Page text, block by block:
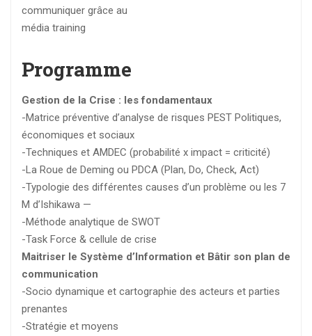
communiquer grâce au
média training
Programme
Gestion de la Crise : les fondamentaux
-Matrice préventive d’analyse de risques PEST Politiques,
économiques et sociaux
-Techniques et AMDEC (probabilité x impact = criticité)
-La Roue de Deming ou PDCA (Plan, Do, Check, Act)
-Typologie des différentes causes d’un problème ou les 7
M d’Ishikawa —
-Méthode analytique de SWOT
-Task Force & cellule de crise
Maitriser le Système d’Information et Bâtir son plan de
communication
-Socio dynamique et cartographie des acteurs et parties
prenantes
-Stratégie et moyens